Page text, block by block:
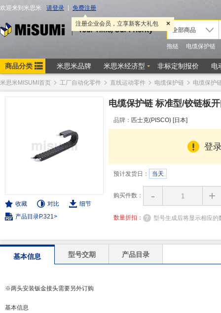
米思米MISUMI首页 工厂自动化零件 直线运动零件 电缆保护链 电缆保护
收藏 对比
细节
产品目录P.321>
电缆保护链 标准型/铰链板
品牌： 匹士克(PISCO) [日本]
登
预计发货日： 当天
购买件数： - +
数量折扣： 型号生成后将显示相应的
基本信息 型号交期 产品目录
※两头安装钣金接头需要另外订购
基本信息